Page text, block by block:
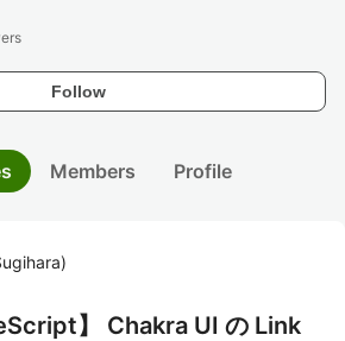
Follow
Members Profile
)
】 Chakra UI の Link